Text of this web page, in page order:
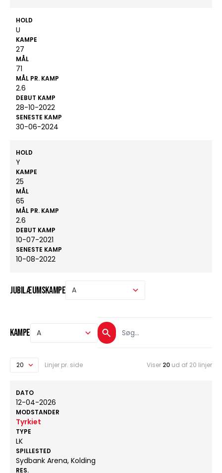
HOLD
U
KAMPE
27
MÅL
71
MÅL PR. KAMP
2.6
DEBUT KAMP
28-10-2022
SENESTE KAMP
30-06-2024
HOLD
Y
KAMPE
25
MÅL
65
MÅL PR. KAMP
2.6
DEBUT KAMP
10-07-2021
SENESTE KAMP
10-08-2022
Jubilæumskampe
Kampe
Linjer pr. side Viser 20 ud af 20 linjer
DATO
12-04-2026
MODSTANDER
Tyrkiet
TYPE
LK
SPILLESTED
Sydbank Arena, Kolding
RES.